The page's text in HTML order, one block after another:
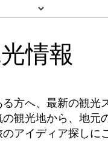
情報
方へ、最新の観光
観光地から、地
アイディア探しに